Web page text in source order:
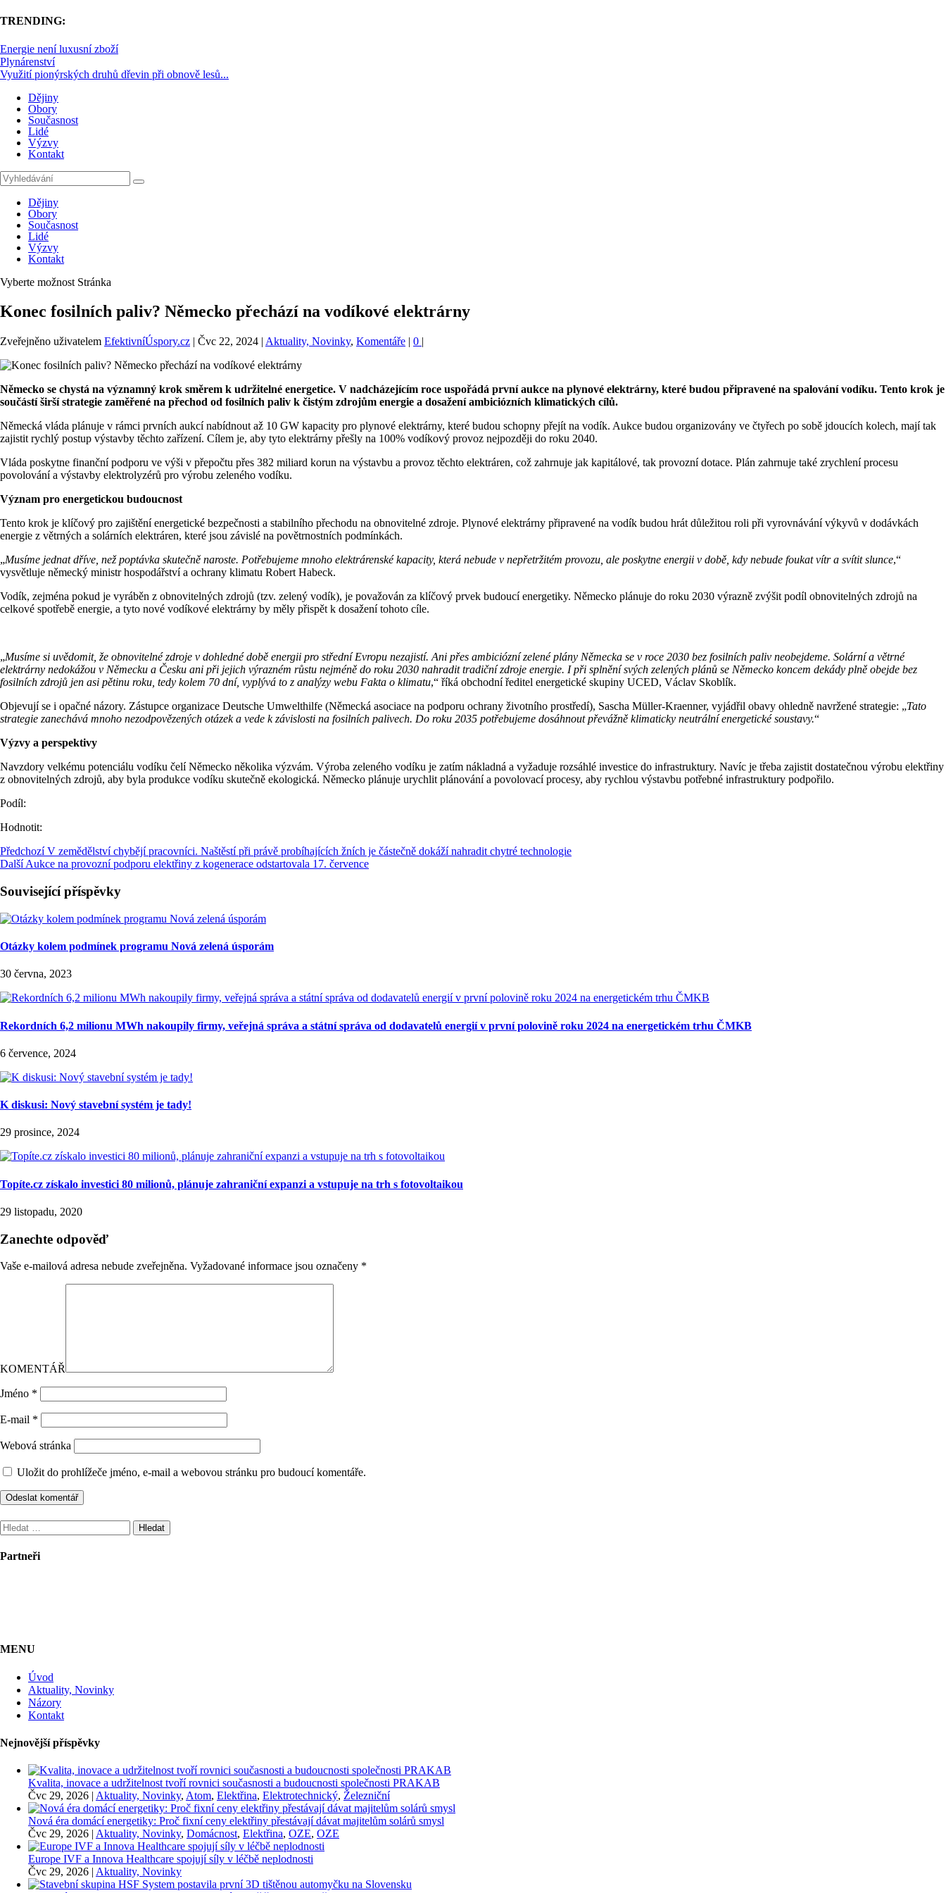
TRENDING:
Energie není luxusní zboží
Plynárenství
Využití pionýrských druhů dřevin při obnově lesů...
Dějiny
Obory
Současnost
Lidé
Výzvy
Kontakt
Dějiny
Obory
Současnost
Lidé
Výzvy
Kontakt
Vyberte možnost Stránka
Konec fosilních paliv? Německo přechází na vodíkové elektrárny
Zveřejněno uživatelem EfektivníÚspory.cz | Čvc 22, 2024 | Aktuality, Novinky, Komentáře | 0 |
Německo se chystá na významný krok směrem k udržitelné energetice. V nadcházejícím roce uspořádá první aukce na plynové elektrárny, které budou připravené na spalování vodíku. Tento krok je
součástí širší strategie zaměřené na přechod od fosilních paliv k čistým zdrojům energie a dosažení ambiciózních klimatických cílů.
Německá vláda plánuje v rámci prvních aukcí nabídnout až 10 GW kapacity pro plynové elektrárny, které budou schopny přejít na vodík. Aukce budou organizovány ve čtyřech po sobě jdoucích kolech, mají tak
zajistit rychlý postup výstavby těchto zařízení. Cílem je, aby tyto elektrárny přešly na 100% vodíkový provoz nejpozději do roku 2040.
Vláda poskytne finanční podporu ve výši v přepočtu přes 382 miliard korun na výstavbu a provoz těchto elektráren, což zahrnuje jak kapitálové, tak provozní dotace. Plán zahrnuje také zrychlení procesu
povolování a výstavby elektrolyzérů pro výrobu zeleného vodíku.
Význam pro energetickou budoucnost
Tento krok je klíčový pro zajištění energetické bezpečnosti a stabilního přechodu na obnovitelné zdroje. Plynové elektrárny připravené na vodík budou hrát důležitou roli při vyrovnávání výkyvů v dodávkách
energie z větrných a solárních elektráren, které jsou závislé na povětrnostních podmínkách.
„Musíme jednat dříve, než poptávka skutečně naroste. Potřebujeme mnoho elektrárenské kapacity, která nebude v nepřetržitém provozu, ale poskytne energii v době, kdy nebude foukat vítr a svítit slunce,“
vysvětluje německý ministr hospodářství a ochrany klimatu Robert Habeck.
Vodík, zejména pokud je vyráběn z obnovitelných zdrojů (tzv. zelený vodík), je považován za klíčový prvek budoucí energetiky. Německo plánuje do roku 2030 výrazně zvýšit podíl obnovitelných zdrojů na
celkové spotřebě energie, a tyto nové vodíkové elektrárny by měly přispět k dosažení tohoto cíle.
„Musíme si uvědomit, že obnovitelné zdroje v dohledné době energii pro střední Evropu nezajistí. Ani přes ambiciózní zelené plány Německa se v roce 2030 bez fosilních paliv neobejdeme. Solární a větrné
elektrárny nedokážou v Německu a Česku ani při jejich výrazném růstu nejméně do roku 2030 nahradit tradiční zdroje energie. I při splnění svých zelených plánů se Německo koncem dekády plně obejde bez
fosilních zdrojů jen asi pětinu roku, tedy kolem 70 dní, vyplývá to z analýzy webu Fakta o klimatu,“ říká obchodní ředitel energetické skupiny UCED, Václav Skoblík.
Objevují se i opačné názory. Zástupce organizace Deutsche Umwelthilfe (Německá asociace na podporu ochrany životního prostředí), Sascha Müller-Kraenner, vyjádřil obavy ohledně navržené strategie: „Tato
strategie zanechává mnoho nezodpovězených otázek a vede k závislosti na fosilních palivech. Do roku 2035 potřebujeme dosáhnout převážně klimaticky neutrální energetické soustavy.“
Výzvy a perspektivy
Navzdory velkému potenciálu vodíku čelí Německo několika výzvám. Výroba zeleného vodíku je zatím nákladná a vyžaduje rozsáhlé investice do infrastruktury. Navíc je třeba zajistit dostatečnou výrobu elektřiny
z obnovitelných zdrojů, aby byla produkce vodíku skutečně ekologická. Německo plánuje urychlit plánování a povolovací procesy, aby rychlou výstavbu potřebné infrastruktury podpořilo.
Podíl:
Hodnotit:
Předchozí V zemědělství chybějí pracovníci. Naštěstí při právě probíhajících žních je částečně dokáží nahradit chytré technologie
Další Aukce na provozní podporu elektřiny z kogenerace odstartovala 17. července
Související příspěvky
Otázky kolem podmínek programu Nová zelená úsporám
30 června, 2023
Rekordních 6,2 milionu MWh nakoupily firmy, veřejná správa a státní správa od dodavatelů energií v první polovině roku 2024 na energetickém trhu ČMKB
6 července, 2024
K diskusi: Nový stavební systém je tady!
29 prosince, 2024
Topíte.cz získalo investici 80 milionů, plánuje zahraniční expanzi a vstupuje na trh s fotovoltaikou
29 listopadu, 2020
Zanechte odpověď
Vaše e-mailová adresa nebude zveřejněna. Vyžadované informace jsou označeny *
KOMENTÁŘ
Jméno *
E-mail *
Webová stránka
Uložit do prohlížeče jméno, e-mail a webovou stránku pro budoucí komentáře.
Vyhledávání
Partneři
MENU
Úvod
Aktuality, Novinky
Názory
Kontakt
Nejnovější příspěvky
Kvalita, inovace a udržitelnost tvoří rovnici současnosti a budoucnosti společnosti PRAKAB
Čvc 29, 2026 | Aktuality, Novinky, Atom, Elektřina, Elektrotechnický, Železniční
Nová éra domácí energetiky: Proč fixní ceny elektřiny přestávají dávat majitelům solárů smysl
Čvc 29, 2026 | Aktuality, Novinky, Domácnost, Elektřina, OZE, OZE
Europe IVF a Innova Healthcare spojují síly v léčbě neplodnosti
Čvc 29, 2026 | Aktuality, Novinky